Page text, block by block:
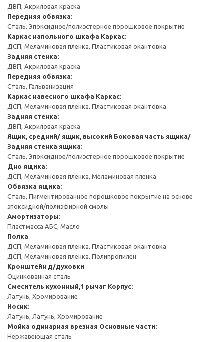
ДВП, Акриловая краска
Передняя обвязка:
Сталь, Эпоксидное/полиэстерное порошковое покрытие
Каркас напольного шкафа Каркас:
ДСП, Меламиновая пленка, Пластиковая окантовка
Задняя стенка:
ДВП, Акриловая краска
Передняя обвязка:
Сталь, Гальванизация
Каркас навесного шкафа Каркас:
ДСП, Меламиновая пленка, Пластиковая окантовка
Задняя стенка:
ДВП, Акриловая краска
Ящик, средний/ ящик, высокий Боковая часть ящика/
Задняя стенка ящика:
Сталь, Эпоксидное/полиэстерное порошковое покрытие
Дно ящика:
ДСП, Меламиновая пленка, Меламиновая пленка
Обвязка ящика:
Сталь, Пигментированное порошковое покрытие на основе
эпоксидной/полиэфирной смолы
Амортизаторы:
Пластмасса АБС, Масло
Полка
ДСП, Меламиновая пленка, Пластиковая окантовка
ДСП, Меламиновая пленка, Полипропилен
Кронштейн д/духовки
Оцинкованная сталь
Смеситель кухонный,1 рычаг Корпус:
Латунь, Хромирование
Носик:
Латунь, Латунь, Хромирование
Мойка одинарная врезная Основные части:
Нержавеющая сталь